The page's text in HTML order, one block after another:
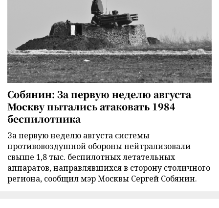
Собянин: За первую неделю августа
Москву пытались атаковать 1984
беспилотника
За первую неделю августа системы
противовоздушной обороны нейтрализовали
свыше 1,8 тыс. беспилотных летательных
аппаратов, направлявшихся в сторону столичного
региона, сообщил мэр Москвы Сергей Собянин.